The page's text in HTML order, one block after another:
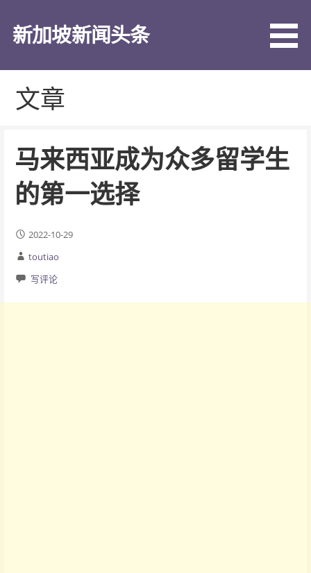
新加坡新闻头条
文章
马来西亚成为众多留学生
的第一选择
2022-10-29
toutiao
写评论